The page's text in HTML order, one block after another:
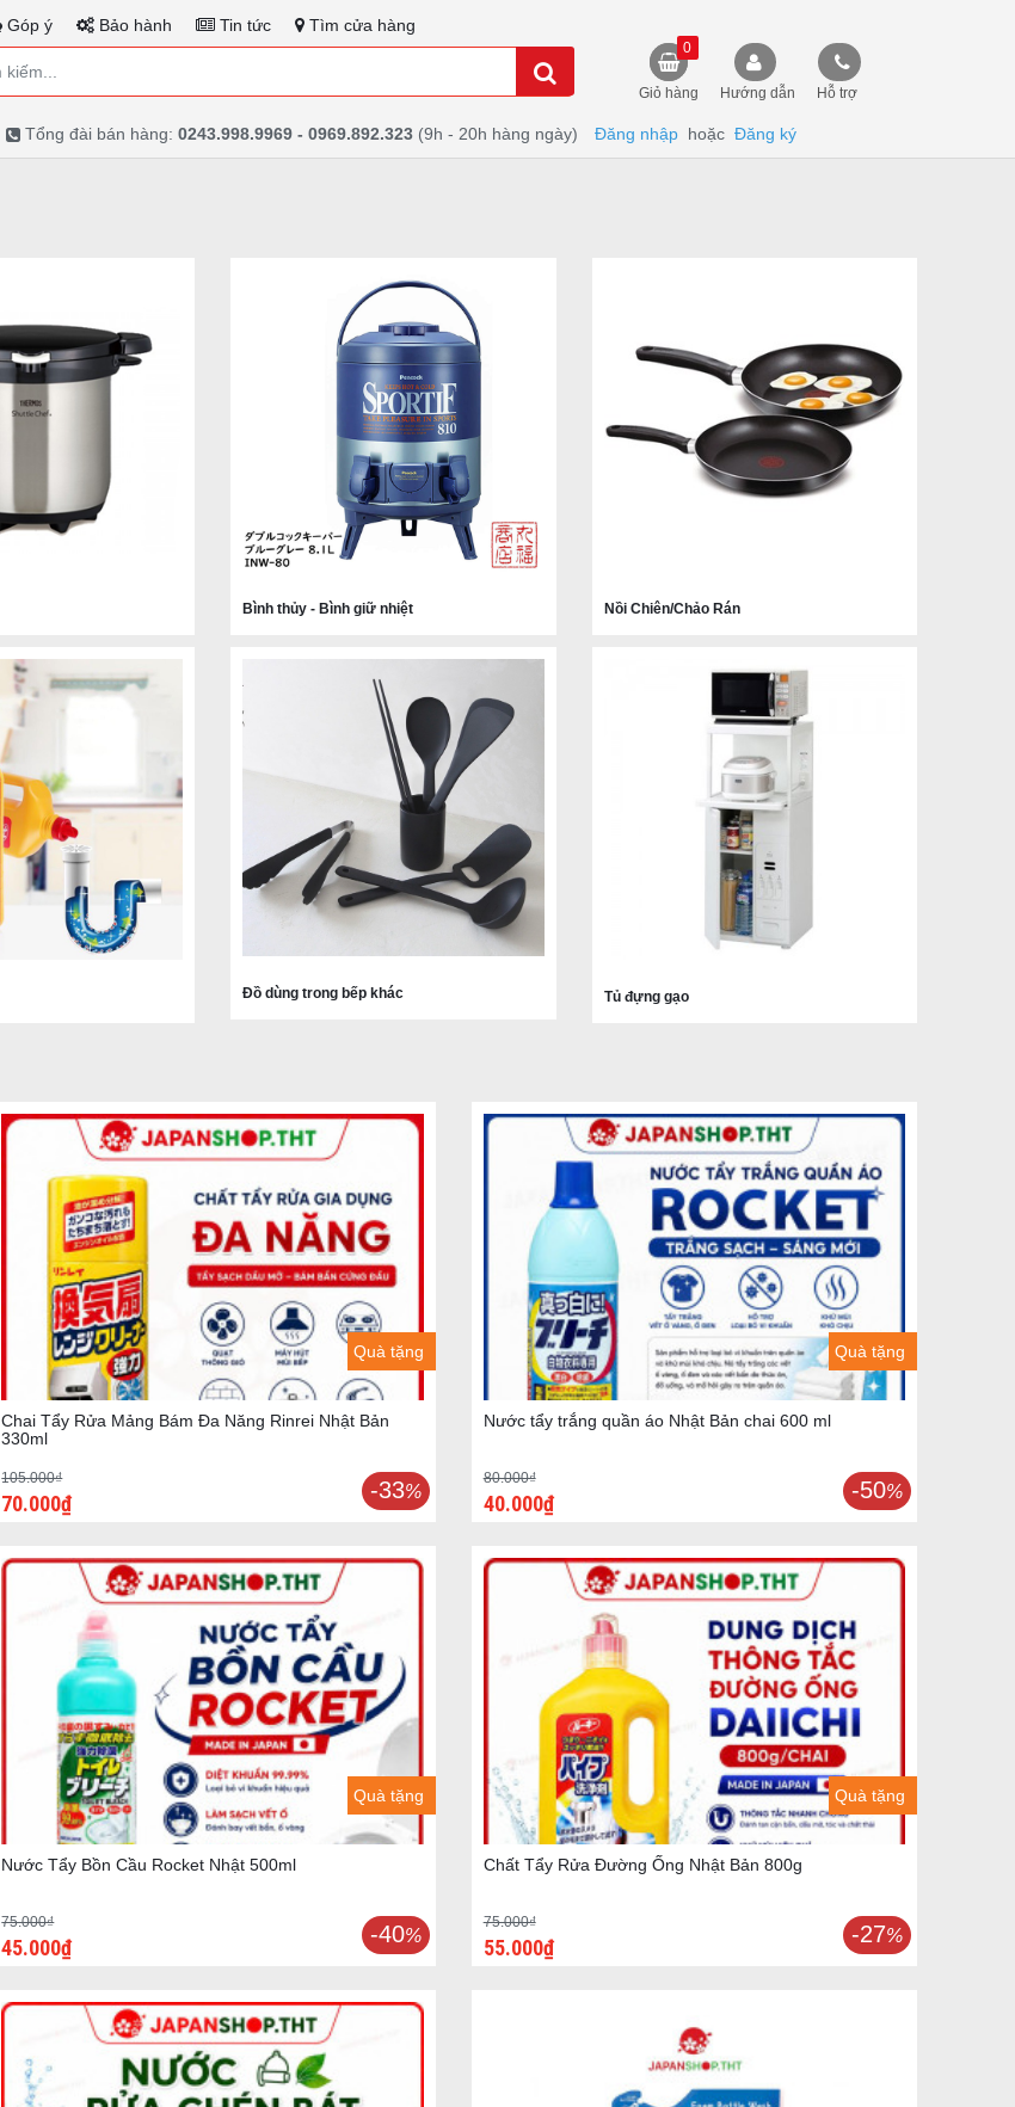
Góp ý Bảo hành Tin tức Tìm cửa hàng
Giỏ hàng
0
Hướng dẫn Hỗ trợ
Tổng đài bán hàng:0243.998.9969 - 0969.892.323 (9h - 20h hàng ngày) Đăng nhập hoặc Đăng ký
Bình thủy - Bình giữ nhiệt Nồi Chiên/Chảo Rán
Đồ dùng trong bếp khác Tủ đựng gạo
Quà tặng
Chai Tẩy Rửa Mảng Bám Đa Năng Rinrei Nhật Bản
330ml
105.000₫
70.000₫
-33%
Quà tặng
Nước tẩy trắng quần áo Nhật Bản chai 600 ml
80.000₫
40.000₫
-50%
Quà tặng
Nước Tẩy Bồn Cầu Rocket Nhật 500ml
75.000₫
45.000₫
-40%
Quà tặng
Chất Tẩy Rửa Đường Ống Nhật Bản 800g
75.000₫
55.000₫
-27%